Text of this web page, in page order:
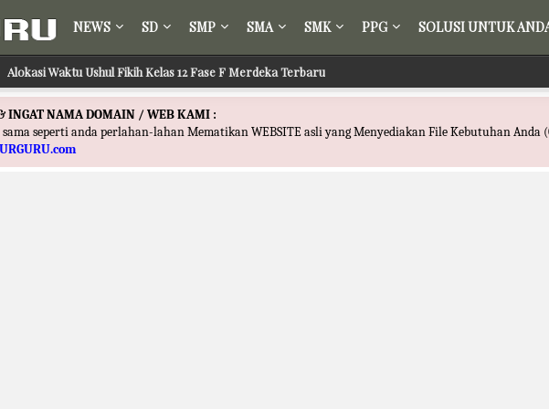
NEWS SD SMP SMA SMK PPG SOLUSI UNTUK
Alokasi Waktu Ushul Fikih Kelas 12 Fase F Merdeka Terbaru
INGAT NAMA DOMAIN / WEB KAMI :
seperti anda perlahan-lahan Mematikan WEBSITE asli yang Menyediakan File Kebutuhan Anda